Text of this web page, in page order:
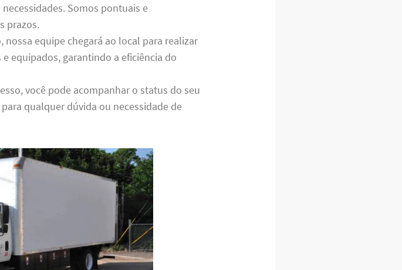
Somos pontuais e
prazos.
equipe chegará ao local para realizar
equipados, garantindo a eficiência do
você pode acompanhar o status do seu
qualquer dúvida ou necessidade de